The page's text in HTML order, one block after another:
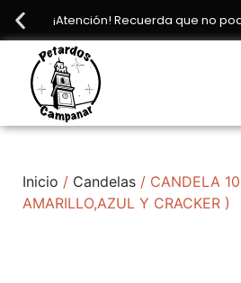
¡Atención! Recuerda que no
Inicio / Candelas / CANDELA
AMARILLO,AZUL Y CRACKER )